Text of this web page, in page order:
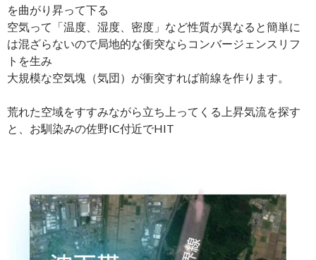
を曲がり昇って下る
空気って「温度、湿度、密度」など性質が異なると簡単に
は混ざらないので局地的な衝突ならコンバージェンスリフ
トを生み
大規模な空気塊（気団）が衝突すれば前線を作ります。
荒れた空域をすすみながら立ち上ってくる上昇気流を探す
と、お馴染みの佐野IC付近でHIT